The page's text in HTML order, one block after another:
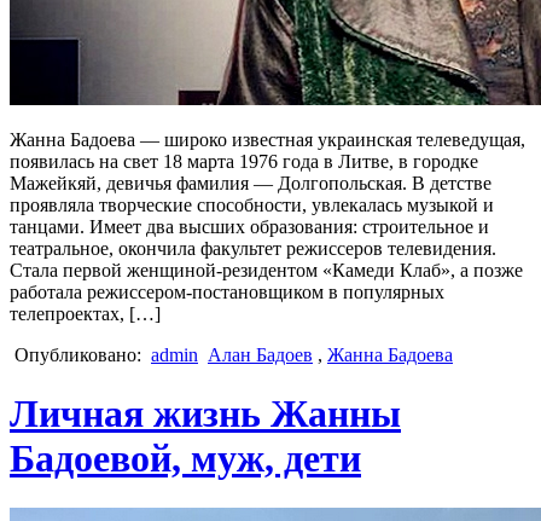
Жанна Бадоева — широко известная украинская телеведущая,
появилась на свет 18 марта 1976 года в Литве, в городке
Мажейкяй, девичья фамилия — Долгопольская. В детстве
проявляла творческие способности, увлекалась музыкой и
танцами. Имеет два высших образования: строительное и
театральное, окончила факультет режиссеров телевидения.
Стала первой женщиной-резидентом «Камеди Клаб», а позже
работала режиссером-постановщиком в популярных
телепроектах, […]
Опубликовано: admin Алан Бадоев , Жанна Бадоева
Личная жизнь Жанны
Бадоевой, муж, дети